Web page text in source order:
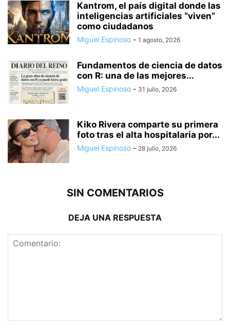
Kantrom, el país digital donde las
inteligencias artificiales “viven”
como ciudadanos
Miguel Espinoso - 1 agosto, 2026
Fundamentos de ciencia de datos
con R: una de las mejores...
Miguel Espinoso - 31 julio, 2026
Kiko Rivera comparte su primera
foto tras el alta hospitalaria por...
Miguel Espinoso - 28 julio, 2026
SIN COMENTARIOS
DEJA UNA RESPUESTA